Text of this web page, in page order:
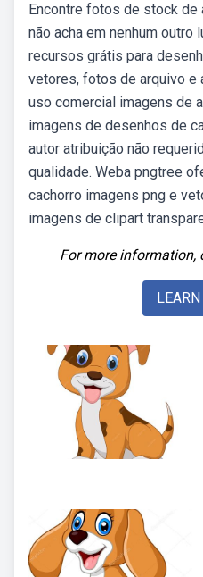
Encontre fotos de stock de
não acha em nenhum outro
recursos grátis para
vetores, fotos de arquivo e
uso comercial imagens de
imagens de desenhos de
autor atribuição não
qualidade. Weba pngtree
cachorro imagens png e
imagens de clipart
For more information,